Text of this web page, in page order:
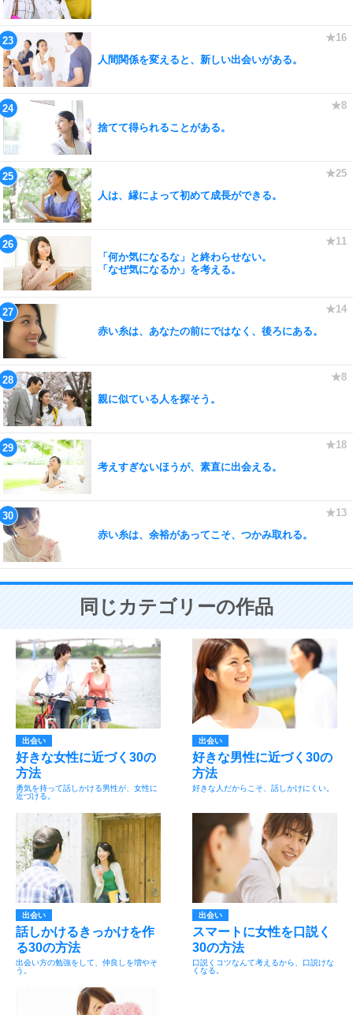
人間関係を変えると、新しい出会いがある。
捨てて得られることがある。
人は、縁によって初めて成長ができる。
「何か気になるな」と終わらせない。
「なぜ気になるか」を考える。
赤い糸は、あなたの前にではなく、後ろにある。
親に似ている人を探そう。
考えすぎないほうが、素直に出会える。
赤い糸は、余裕があってこそ、つかみ取れる。
同じカテゴリーの作品
出会い
好きな女性に近づく30の
方法
勇気を持って話しかける男性が、女性に
近づける。
出会い
好きな男性に近づく30の
方法
好きな人だからこそ、話しかけにくい。
出会い
話しかけるきっかけを作
る30の方法
出会い方の勉強をして、仲良しを増やそ
う。
出会い
スマートに女性を口説く
30の方法
口説くコツなんて考えるから、口説けな
くなる。